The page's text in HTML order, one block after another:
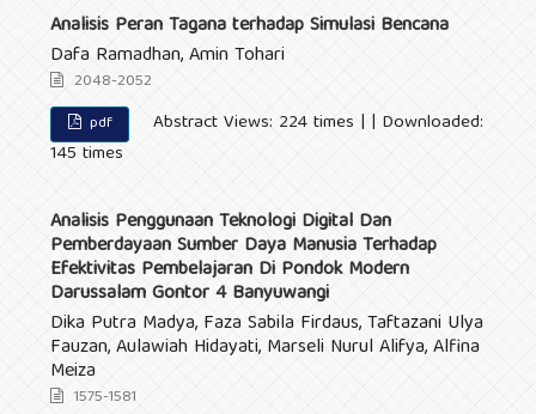
Analisis Peran Tagana terhadap Simulasi Bencana
Dafa Ramadhan, Amin Tohari
2048-2052
pdf
Abstract Views: 224 times | | Downloaded:
145 times
Analisis Penggunaan Teknologi Digital Dan
Pemberdayaan Sumber Daya Manusia Terhadap
Efektivitas Pembelajaran Di Pondok Modern
Darussalam Gontor 4 Banyuwangi
Dika Putra Madya, Faza Sabila Firdaus, Taftazani Ulya
Fauzan, Aulawiah Hidayati, Marseli Nurul Alifya, Alfina
Meiza
1575-1581